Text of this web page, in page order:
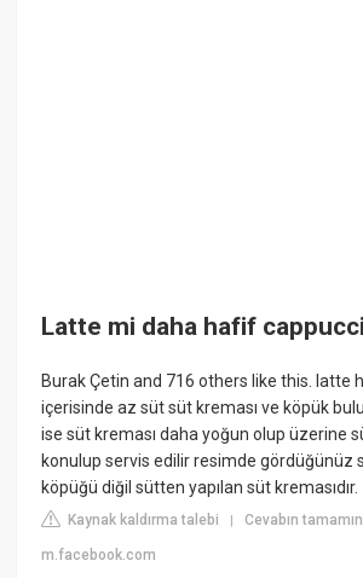
Latte mi daha hafif
Burak Çetin and 716 others like this. latte
içerisinde az süt süt kreması ve köpük
ise süt kreması daha yoğun olup üzerine
konulup servis edilir resimde gördüğünüz
köpüğü diğil sütten yapılan süt kremasıdır.
Kaynak kaldırma talebi |Cevabın
m.facebook.com